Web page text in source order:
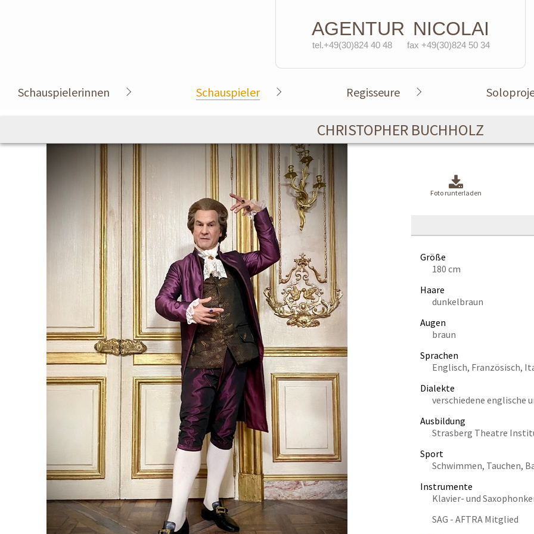
AGENTUR NICOLAI
tel.+49(30)824 40 48 fax +49(30)824 50 34
Schauspielerinnen Schauspieler Regisseure
CHRISTOPHER BUCHHOLZ
Foto runterladen
Größe
180 cm
Haare
dunkelbraun
Augen
braun
Sprachen
Englisch, Französisch,
Dialekte
verschiedene englische
Ausbildung
Strasberg Theatre
Sport
Schwimmen, Tauchen,
Instrumente
Klavier- und
SAG - AFTRA Mitglied